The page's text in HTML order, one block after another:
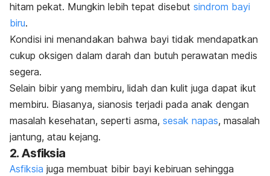
hitam pekat. Mungkin lebih tepat disebut sindrom bayi
biru.
Kondisi ini menandakan bahwa bayi tidak mendapatkan
cukup oksigen dalam darah dan butuh perawatan medis
segera.
Selain bibir yang membiru, lidah dan kulit juga dapat ikut
membiru. Biasanya, sianosis terjadi pada anak dengan
masalah kesehatan, seperti asma, sesak napas, masalah
jantung, atau kejang.
2. Asfiksia
Asfiksia juga membuat bibir bayi kebiruan sehingga